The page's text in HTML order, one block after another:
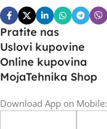
Pratite nas
Uslovi kupovine
Online kupovina
MojaTehnika Shop
Download App on Mobile: